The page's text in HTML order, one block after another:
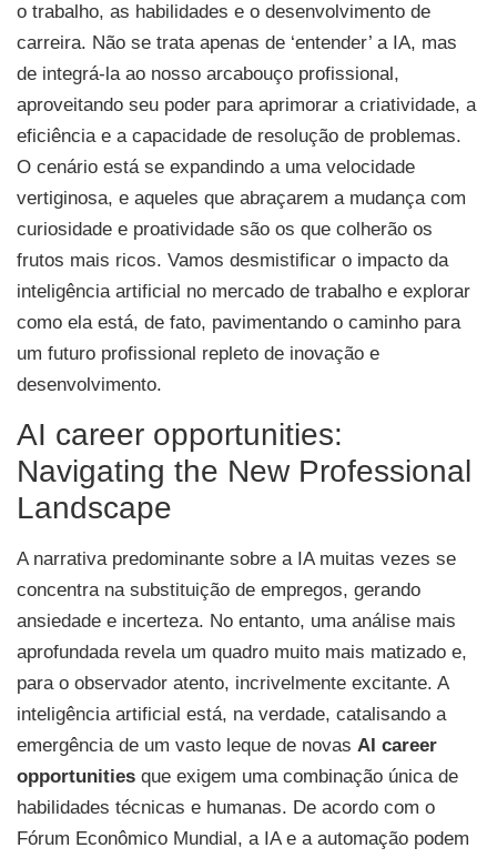
o trabalho, as habilidades e o desenvolvimento de
carreira. Não se trata apenas de ‘entender’ a IA, mas
de integrá-la ao nosso arcabouço profissional,
aproveitando seu poder para aprimorar a criatividade, a
eficiência e a capacidade de resolução de problemas.
O cenário está se expandindo a uma velocidade
vertiginosa, e aqueles que abraçarem a mudança com
curiosidade e proatividade são os que colherão os
frutos mais ricos. Vamos desmistificar o impacto da
inteligência artificial no mercado de trabalho e explorar
como ela está, de fato, pavimentando o caminho para
um futuro profissional repleto de inovação e
desenvolvimento.
AI career opportunities:
Navigating the New Professional
Landscape
A narrativa predominante sobre a IA muitas vezes se
concentra na substituição de empregos, gerando
ansiedade e incerteza. No entanto, uma análise mais
aprofundada revela um quadro muito mais matizado e,
para o observador atento, incrivelmente excitante. A
inteligência artificial está, na verdade, catalisando a
emergência de um vasto leque de novas AI career
opportunities que exigem uma combinação única de
habilidades técnicas e humanas. De acordo com o
Fórum Econômico Mundial, a IA e a automação podem